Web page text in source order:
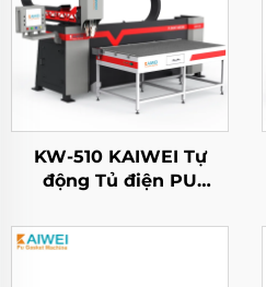
KW-510 KAIWEI Tự
động Tủ điện PU
Gasket Máy niêm